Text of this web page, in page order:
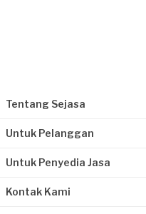
Tentang Sejasa
Untuk Pelanggan
Untuk Penyedia Jasa
Kontak Kami